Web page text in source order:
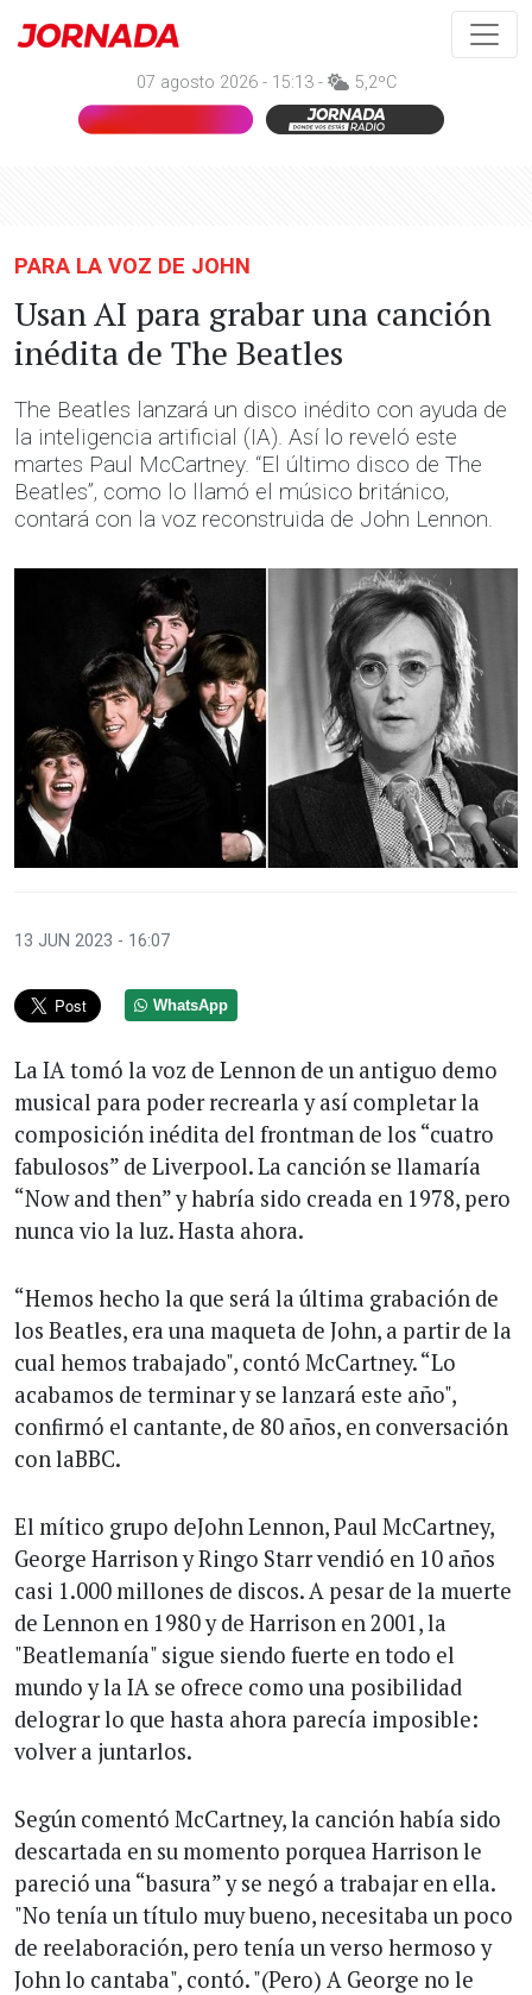
07 agosto 2026 - 15:13 - 5,2ºC
PARA LA VOZ DE JOHN
Usan AI para grabar una canción
inédita de The Beatles
The Beatles lanzará un disco inédito con ayuda de
la inteligencia artificial (IA). Así lo reveló este
martes Paul McCartney. “El último disco de The
Beatles”, como lo llamó el músico británico,
contará con la voz reconstruida de John Lennon.
13 JUN 2023 - 16:07
WhatsApp
La IA tomó la voz de Lennon de un antiguo demo
musical para poder recrearla y así completar la
composición inédita del frontman de los “cuatro
fabulosos” de Liverpool. La canción se llamaría
“Now and then” y habría sido creada en 1978, pero
nunca vio la luz. Hasta ahora.
“Hemos hecho la que será la última grabación de
los Beatles, era una maqueta de John, a partir de la
cual hemos trabajado", contó McCartney. “Lo
acabamos de terminar y se lanzará este año",
confirmó el cantante, de 80 años, en conversación
con laBBC.
El mítico grupo deJohn Lennon, Paul McCartney,
George Harrison y Ringo Starr vendió en 10 años
casi 1.000 millones de discos. A pesar de la muerte
de Lennon en 1980 y de Harrison en 2001, la
"Beatlemanía" sigue siendo fuerte en todo el
mundo y la IA se ofrece como una posibilidad
delograr lo que hasta ahora parecía imposible:
volver a juntarlos.
Según comentó McCartney, la canción había sido
descartada en su momento porquea Harrison le
pareció una “basura” y se negó a trabajar en ella.
"No tenía un título muy bueno, necesitaba un poco
de reelaboración, pero tenía un verso hermoso y
John lo cantaba", contó. "(Pero) A George no le